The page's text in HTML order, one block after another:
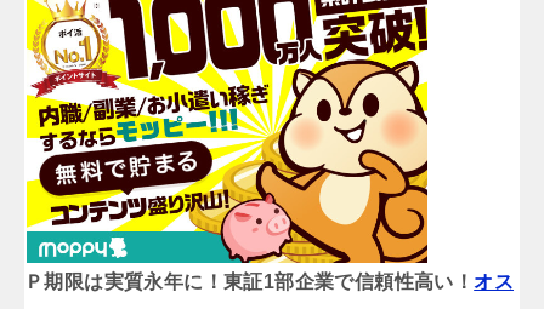
Ｐ期限は実質永年に！東証1部企業で信頼性高い！オス